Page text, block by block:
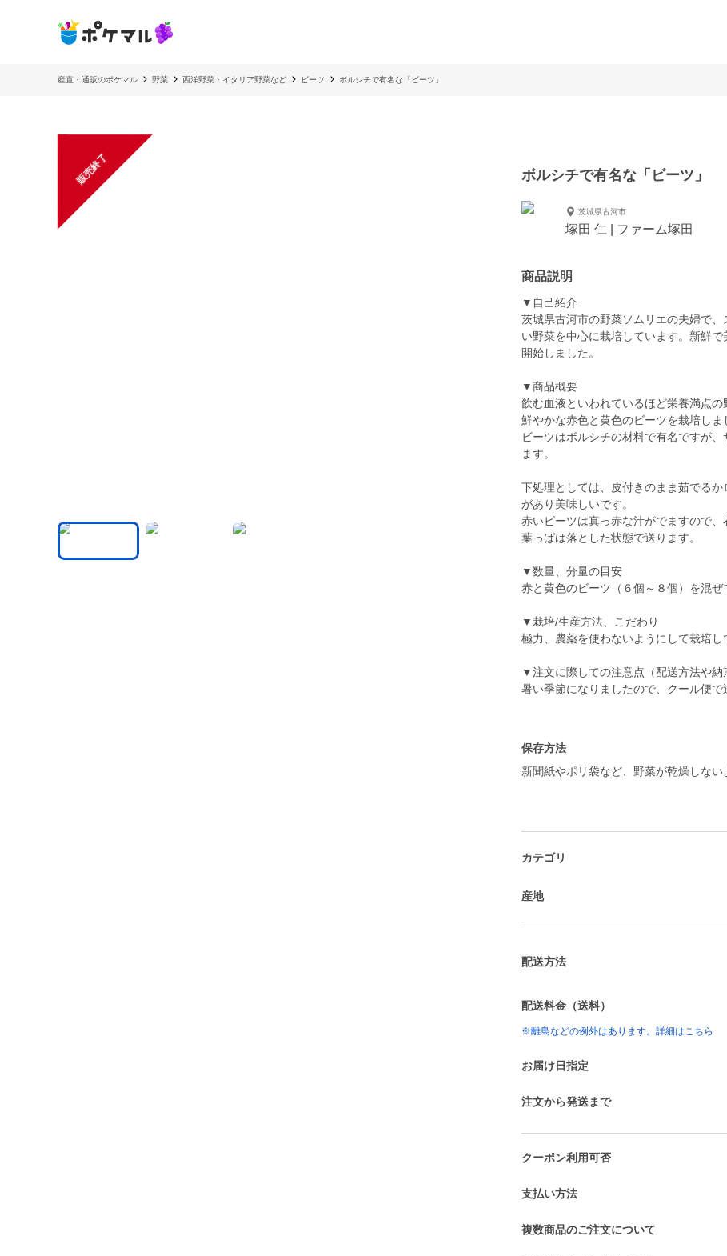
産直・通販のポケマル 野菜 西洋野菜・イタリア野菜など ビーツ ボルシチで有名な「ビーツ」
販売終了 ボルシチで有名な「ビーツ」
茨城県古河市
塚田 仁 | ファーム塚田
商品説明
▼自己紹介
茨城県古河市の野菜ソムリエの夫婦で
い野菜を中心に栽培しています。新鮮
開始しました。
▼商品概要
飲む血液といわれているほど栄養満点の
鮮やかな赤色と黄色のビーツを栽培しま
ビーツはボルシチの材料で有名ですが
ます。
下処理としては、皮付きのまま茹でる
があり美味しいです。
赤いビーツは真っ赤な汁がでますので、
葉っぱは落とした状態で送ります。
▼数量、分量の目安
赤と黄色のビーツ（６個～８個）を混ぜ
▼栽培/生産方法、こだわり
極力、農薬を使わないようにして栽培し
▼注文に際しての注意点（配送方法や納
暑い季節になりましたので、クール便で
保存方法
新聞紙やポリ袋など、野菜が乾燥しな
カテゴリ
産地
配送方法
配送料金（送料）
※離島などの例外はあります。詳細はこちら
お届け日指定
注文から発送まで
クーポン利用可否
支払い方法
複数商品のご注文について